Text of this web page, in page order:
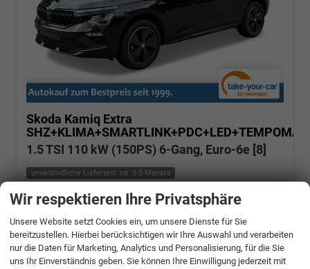
Skoda Kamiq Extra
SHZ+KLIMA+SMARTLINK+PDC+LED+TEMPOMAT
1.5 TSI 110 kW (150PS) 6-Gang, Euro-6e [8]
unverbindliche Lieferzeit: ca. 3-5 Monate
Fahrzeugnr.: 508975
Benzin
Neuwagen
Verbrauch kombiniert:
5,70 l/100km
CO -Klasse:
D
CO2-Emissionen: 129,00 g/km
» Angebotdetails
Wir respektieren Ihre Privatsphäre
Unsere Website setzt Cookies ein, um unsere Dienste für Sie
bereitzustellen. Hierbei berücksichtigen wir Ihre Auswahl und verarbeiten
nur die Daten für Marketing, Analytics und Personalisierung, für die Sie
uns Ihr Einverständnis geben. Sie können Ihre Einwilligung jederzeit mit